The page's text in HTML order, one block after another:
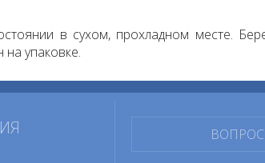
в сухом, прохладном месте.
на упаковке.